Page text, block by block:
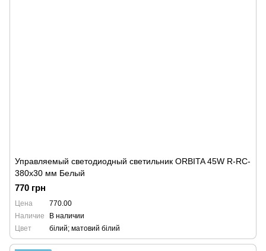
Управляемый светодиодный светильник ORBITA 45W R-RC-
380x30 мм Белый
770 грн
Цена
770.00
Наличие
В наличии
Цвет
білий; матовий білий